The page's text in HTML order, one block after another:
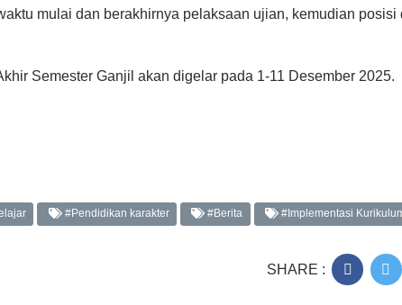
mulai dan berakhirnya pelaksaan ujian, kemudian posisi
Semester Ganjil akan digelar pada 1-11 Desember 2025.
#Pendidikan karakter #Berita
#Implementasi
SHARE :